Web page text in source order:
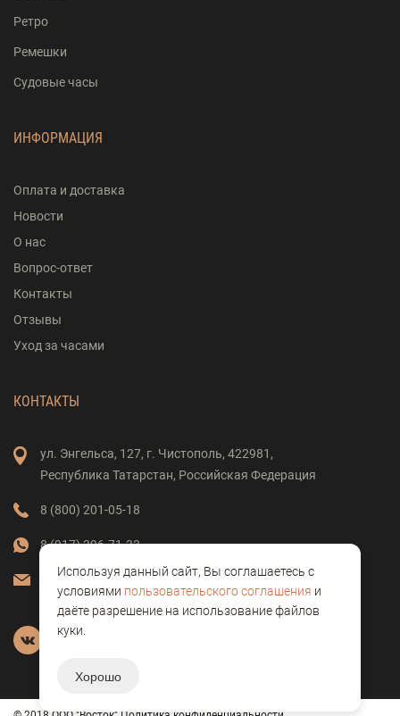
Ретро
Ремешки
Судовые часы
ИНФОРМАЦИЯ
Оплата и доставка
Новости
О нас
Вопрос-ответ
Контакты
Отзывы
Уход за часами
КОНТАКТЫ
ул. Энгельса, 127, г. Чистополь, 422981,
Республика Татарстан, Российская Федерация
8 (800) 201-05-18
8 (917) 396-71-33
vostok-clock@mail.ru
Используя данный сайт, Вы соглашаетесь с
условиями пользовательского соглашения и
даёте разрешение на использование файлов
куки.
Хорошо